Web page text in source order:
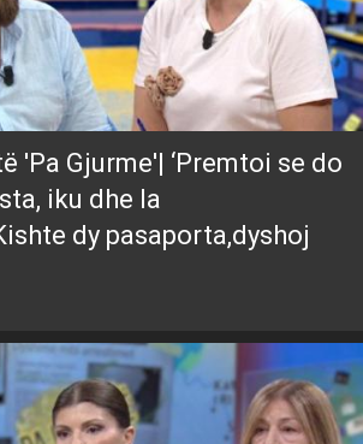
'Pa Gjurme'| ‘Premtoi se do
iku dhe la
dy pasaporta,dyshoj